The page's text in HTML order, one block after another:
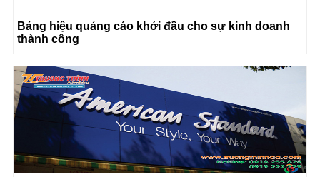
Bảng hiệu quảng cáo khởi đầu cho sự kinh doanh
thành công